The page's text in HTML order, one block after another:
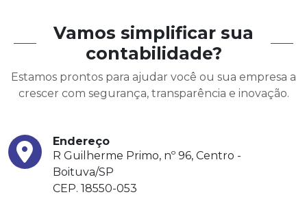
Vamos simplificar sua
contabilidade?
Estamos prontos para ajudar você ou sua empresa a
crescer com segurança, transparência e inovação.
Endereço
R Guilherme Primo, nº 96, Centro -
Boituva/SP
CEP. 18550-053